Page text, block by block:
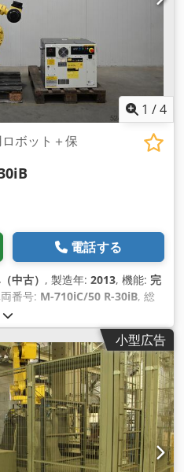
1 /4
ボット＋保
電話する
中古） , 製造年: 2013, 機能: 完
番号: M-710iC/50 R-30iB, 総
, 積載能力:
トローラーメーカー:Fanuc, コ
ーチペンダントメーカー:
ニュアル,
小型広告